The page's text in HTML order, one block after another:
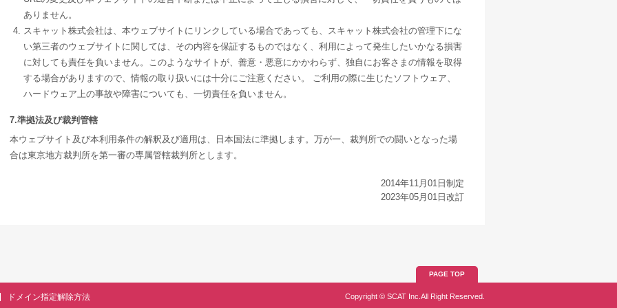
ありません。
スキャット株式会社は、本ウェブサイトにリンクしている場合であっても、スキャット株式会社の管理下にな
い第三者のウェブサイトに関しては、その内容を保証するものではなく、利用によって発生したいかなる損害
に対しても責任を負いません。このようなサイトが、善意・悪意にかかわらず、独自にお客さまの情報を取得
する場合がありますので、情報の取り扱いには十分にご注意ください。 ご利用の際に生じたソフトウェア、
ハードウェア上の事故や障害についても、一切責任を負いません。
7.準拠法及び裁判管轄
本ウェブサイト及び本利用条件の解釈及び適用は、日本国法に準拠します。万が一、裁判所での闘いとなった場
合は東京地方裁判所を第一審の専属管轄裁判所とします。
2014年11月01日制定
2023年05月01日改訂
PAGE TOP
ドメイン指定解除方法 Copyright © SCAT Inc.All Right Reserved.